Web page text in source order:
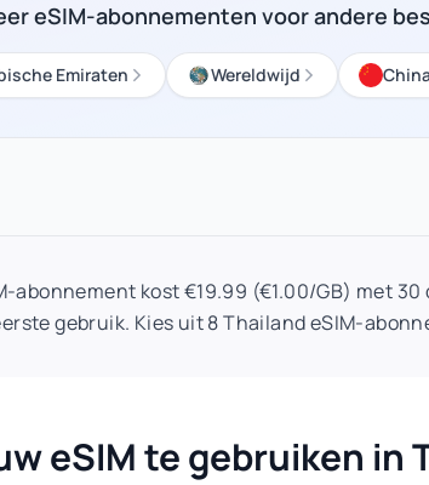
eSIM-abonnementen voor andere
Emiraten Wereldwijd
abonnement kost €19.99 (€1.00/GB) met
gebruik. Kies uit 8 Thailand eSIM-
eSIM te gebruiken in